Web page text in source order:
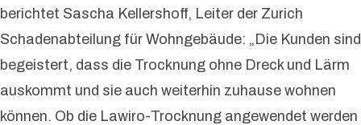
berichtet Sascha Kellershoff, Leiter der Zurich
Schadenabteilung für Wohngebäude: „Die Kunden sind
begeistert, dass die Trocknung ohne Dreck und Lärm
auskommt und sie auch weiterhin zuhause wohnen
können. Ob die Lawiro-Trocknung angewendet werden